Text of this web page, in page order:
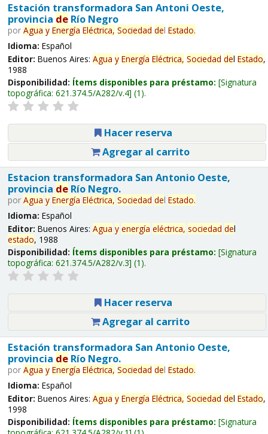
Estación transformadora San Antoni Oeste,
provincia deRío Negro
por Agua y Energía Eléctrica, Sociedad del Estado.
Idioma: Español
Editor: Buenos Aires: Agua y Energía Eléctrica, Sociedad del Estado,
1988
Disponibilidad: Ítems disponibles para préstamo: Signatura
topográfica: 621.374.5/A282/v.4 (1).
Hacer reserva
Agregar al carrito
Estacion transformadora San Antonio Oeste,
provincia deRío Negro.
por Agua y Energía Eléctrica, Sociedad del Estado.
Idioma: Español
Editor: Buenos Aires: Agua y energía eléctrica, sociedad del
estado, 1988
Disponibilidad: Ítems disponibles para préstamo: Signatura
topográfica: 621.374.5/A282/v.3 (1).
Hacer reserva
Agregar al carrito
Estación transformadora San Antonio Oeste,
provincia deRío Negro.
por Agua y Energía Eléctrica, Sociedad del Estado.
Idioma: Español
Editor: Buenos Aires: Agua y Energía Eléctrica, Sociedad del Estado,
1998
Disponibilidad: Ítems disponibles para préstamo: Signatura